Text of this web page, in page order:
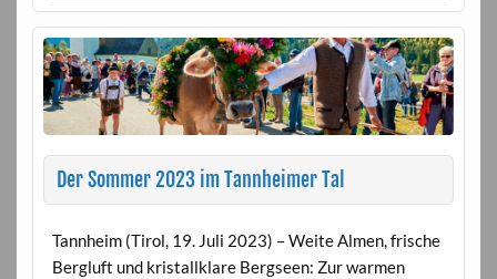
Der Sommer 2023 im Tannheimer Tal
Tannheim (Tirol, 19. Juli 2023) – Weite Almen, frische
Bergluft und kristallklare Bergseen: Zur warmen